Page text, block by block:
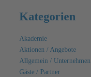
Kategorien
Akademie
Aktionen / Angebote
Allgemein / Unternehmen
Gäste / Partner